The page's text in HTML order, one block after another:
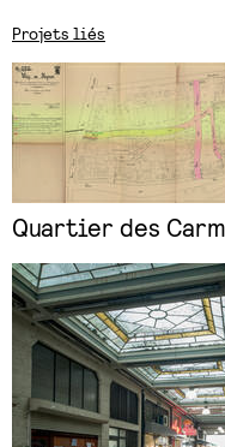
Projets liés
Quartier des